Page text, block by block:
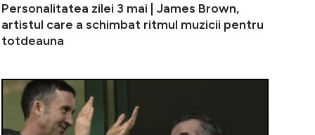
Personalitatea zilei 3 mai | James Brown,
artistul care a schimbat ritmul muzicii pentru
totdeauna
am întâlnit-o la mine acasă, era iubita lui Ștefan